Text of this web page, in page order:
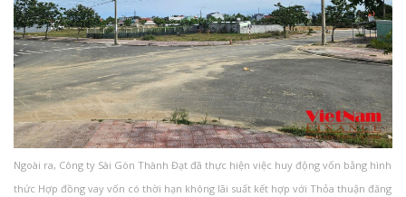
Ngoài ra, Công ty Sài Gòn Thành Đạt đã thực hiện việc huy động vốn bằng hình
thức Hợp đồng vay vốn có thời hạn không lãi suất kết hợp với Thỏa thuận đăng